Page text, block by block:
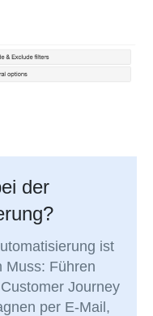
der
ist
Muss: Führen
Journey
per E-Mail,